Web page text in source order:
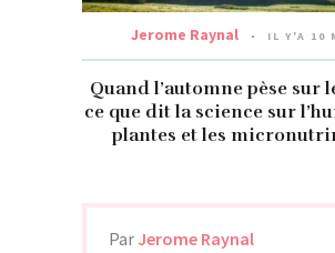
Jerome Raynal IL Y'A 10
Quand l’automne pèse sur
ce que dit la science sur
plantes et les
Par Jerome Raynal